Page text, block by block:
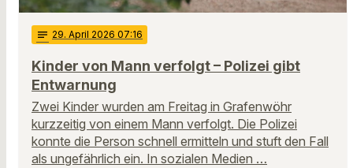
notes 29. April 2026 07:16
Kinder von Mann verfolgt – Polizei gibt
Entwarnung
Zwei Kinder wurden am Freitag in Grafenwöhr
kurzzeitig von einem Mann verfolgt. Die Polizei
konnte die Person schnell ermitteln und stuft den Fall
als ungefährlich ein. In sozialen Medien …